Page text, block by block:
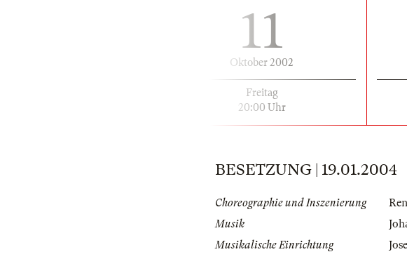
11
Oktober 2002
Freitag
20:00 Uhr
BESETZUNG | 19.01.2004
Choreographie und Inszenierung
Musik
Musikalische Einrichtung